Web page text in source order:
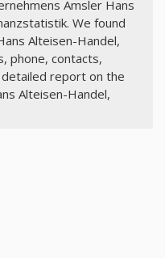
Amsler Hans
We found
Alteisen-Handel,
phone, contacts,
report on the
Alteisen-Handel,